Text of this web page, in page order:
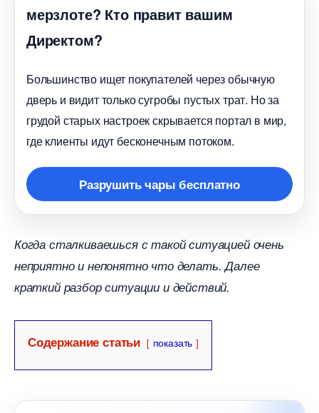
мерзлоте? Кто правит вашим
Директом?
Большинство ищет покупателей через обычную
дверь и видит только сугробы пустых трат. Но за
рудой старых настроек скрывается портал в мир,
де клиенты идут бесконечным потоком.
Разрушить чары бесплатно
Когда сталкиваешься с такой ситуацией очень
неприятно и непонятно что делать. Далее
краткий разбор ситуации и действий.
Содержание статьи показать